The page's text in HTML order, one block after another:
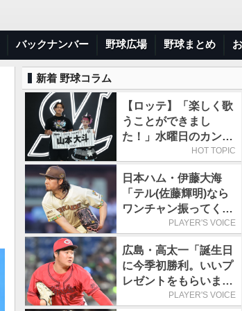
バックナンバー 野球広場 野球まとめ
新着 野球コラム
【ロッテ】「楽しく歌
うことができまし
た！」水曜日のカンパ
ネラ、8月8日のオリッ
に来場
HOT TOPIC
日本ハム・伊藤大海
「テル(佐藤輝明)なら
ワンチャン振ってくれ
るかなと思って超スロ
た」／魔球
PLAYER'S VOICE
広島・高太一「誕生日
に今季初勝利。いいプ
レゼントをもらいまし
た」／バースデー星
PLAYER'S VOICE